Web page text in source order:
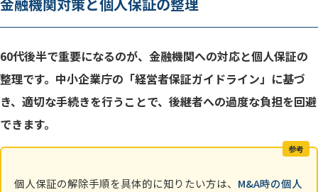
60代後半で重要になるのが、金融機関への対応と個人保証の
整理です。中小企業庁の「経営者保証ガイドライン」に基づ
き、適切な手続きを行うことで、後継者への過度な負担を回避
できます。
参考
個人保証の解除手順を具体的に知りたい方は、 M&A時の個人